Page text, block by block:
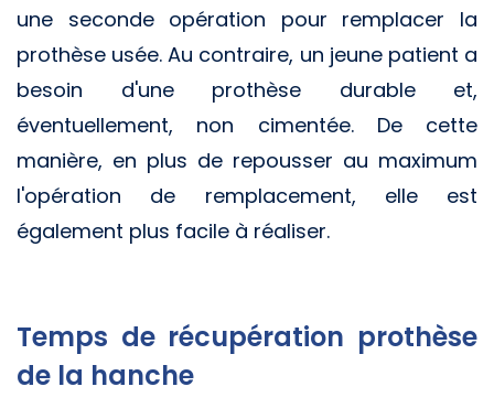
une seconde opération pour remplacer la
prothèse usée. Au contraire, un jeune patient a
besoin d'une prothèse durable et,
éventuellement, non cimentée. De cette
manière, en plus de repousser au maximum
l'opération de remplacement, elle est
également plus facile à réaliser.
Temps de récupération prothèse
de la hanche